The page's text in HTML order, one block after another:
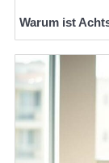
Warum ist